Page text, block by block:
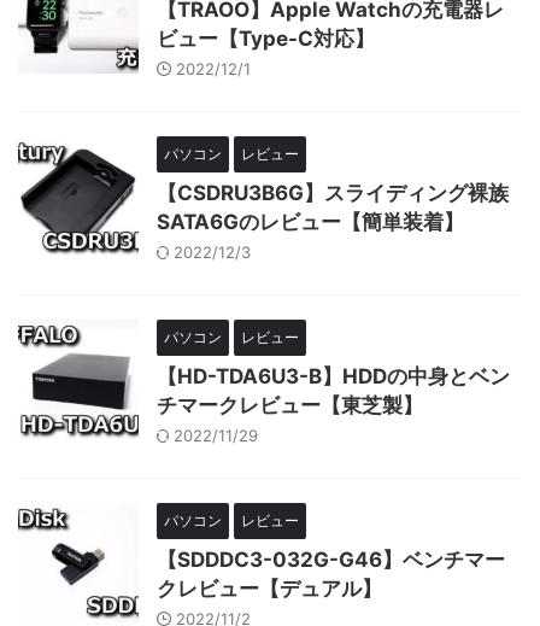
【‎TRAOO】Apple Watchの充電器レ
ビュー【Type-C対応】
2022/12/1
パソコン レビュー
【CSDRU3B6G】スライディング裸族
SATA6Gのレビュー【簡単装着】
2022/12/3
パソコン レビュー
【HD-TDA6U3-B】HDDの中身とベン
チマークレビュー【東芝製】
2022/11/29
パソコン レビュー
【SDDDC3-032G-G46】ベンチマー
クレビュー【デュアル】
2022/11/2